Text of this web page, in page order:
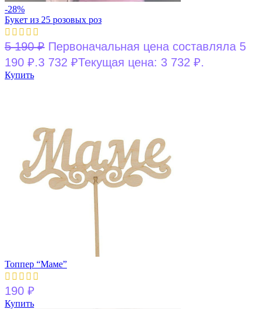
-28%
Букет из 25 розовых роз
5 190₽ Первоначальная цена составляла 5
190 ₽.3 732 ₽Текущая цена: 3 732 ₽.
Купить
Топпер “Маме”
190 ₽
Купить